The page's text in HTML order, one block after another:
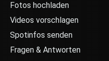
Fotos hochladen
Videos vorschlagen
Spotinfos senden
Fragen & Antworten